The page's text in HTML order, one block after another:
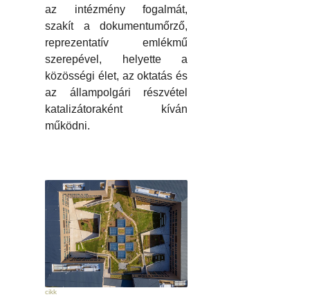
az intézmény fogalmát,
szakít a dokumentumőrző,
reprezentatív emlékmű
szerepével, helyette a
közösségi élet, az oktatás és
az állampolgári részvétel
katalizátoraként kíván
működni.
cikk